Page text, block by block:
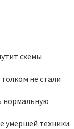
схемы
не стали
нормальную
умершей техники.